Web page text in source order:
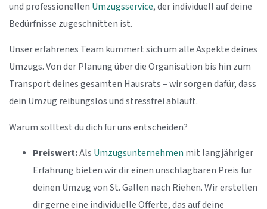
und professionellen Umzugsservice, der individuell auf deine
Bedürfnisse zugeschnitten ist.
Unser erfahrenes Team kümmert sich um alle Aspekte deines
Umzugs. Von der Planung über die Organisation bis hin zum
Transport deines gesamten Hausrats – wir sorgen dafür, dass
dein Umzug reibungslos und stressfrei abläuft.
Warum solltest du dich für uns entscheiden?
Preiswert:Als Umzugsunternehmen mit langjähriger
Erfahrung bieten wir dir einen unschlagbaren Preis für
deinen Umzug von St. Gallen nach Riehen. Wir erstellen
dir gerne eine individuelle Offerte, das auf deine